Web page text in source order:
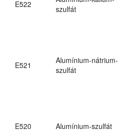
E522
szulfát
E521
Alumínium-nátrium-
szulfát
E520 Alumínium-szulfát